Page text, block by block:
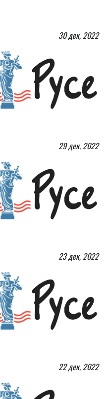
30 дек, 2022
29 дек, 2022
23 дек, 2022
22 дек, 2022